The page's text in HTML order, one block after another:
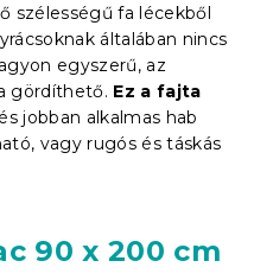
szélességű fa lécekből
általában nincs
egyszerű, az
gördíthető. Ez a fajta
és jobban alkalmas hab
vagy rugós és táskás
90 x 200 cm